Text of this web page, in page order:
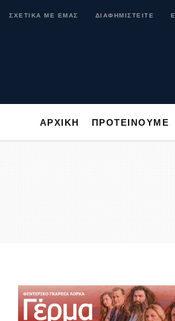
ΣΧΕΤΙΚΑ ΜΕ ΕΜΑΣ ΔΙΑΦΗΜΙΣΤΕΙΤΕ
ΑΡΧΙΚΗ ΠΡΟΤΕΙΝΟΥΜΕ
ΑΡΧΙΚΗ